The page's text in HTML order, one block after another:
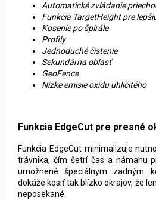
Automatické zvládanie
Funkcia TargetHeight pre
Kosenie po špirále
Profily
Jednoduché čistenie
Sekundárna oblasť
GeoFence
Nízke emisie oxidu uhličitého
Funkcia EdgeCut pre presné
Funkcia EdgeCut minimalizuje
trávnika, čím šetrí čas a námahu
umožnené špeciálnym zadným
dokáže kosiť tak blízko okrajov, že
neposekané.